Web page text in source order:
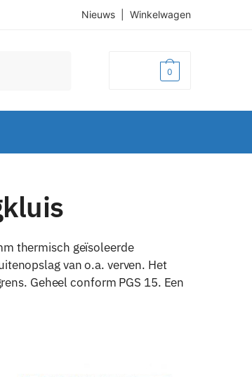
Nieuws Winkelwagen
0
thermisch geïsoleerde
van o.a. verven. Het
Geheel conform PGS 15. Een